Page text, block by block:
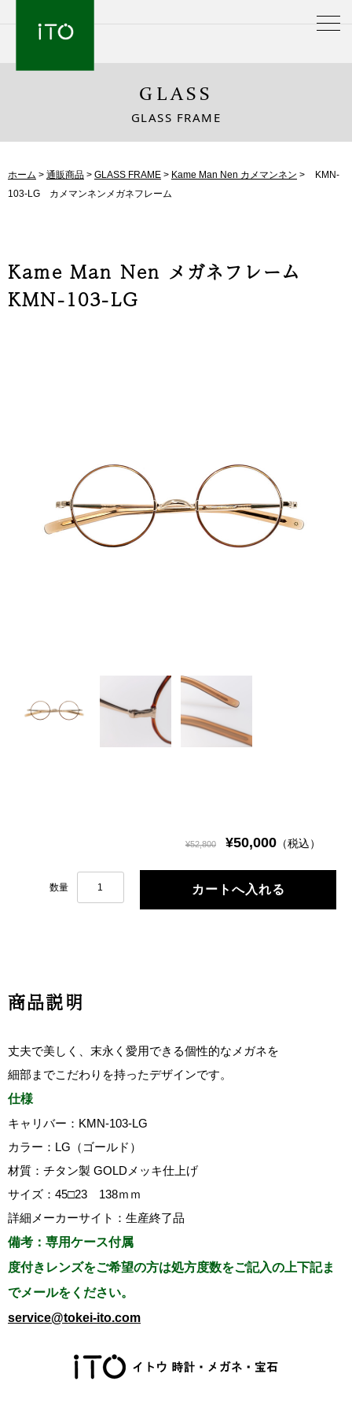
GLASS
GLASS FRAME
ホーム > 通販商品 > GLASS FRAME > Kame Man Nen カメマンネン >
KMN-
103-LG カメマンネンメガネフレーム
Kame Man Nen メガネフレーム
KMN-103-LG
¥52,800 ¥50,000 （税込）
数量
商品説明
丈夫で美しく、末永く愛用できる個性的なメガネを
細部までこだわりを持ったデザインです。
仕様
キャリバー：KMN-103-LG
カラー：LG（ゴールド）
材質：チタン製 GOLDメッキ仕上げ
サイズ：45□23 138ｍｍ
詳細メーカーサイト：生産終了品
備考：専用ケース付属
度付きレンズをご希望の方は処方度数をご記入の上下記ま
でメールをください。
service@tokei-ito.com